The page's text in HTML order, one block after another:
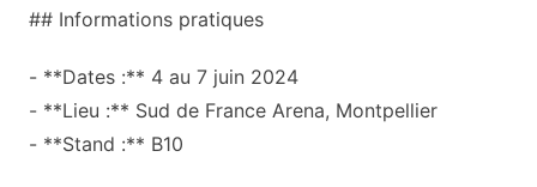
## Informations pratiques
- **Dates :** 4 au 7 juin 2024
- **Lieu :** Sud de France Arena, Montpellier
- **Stand :** B10